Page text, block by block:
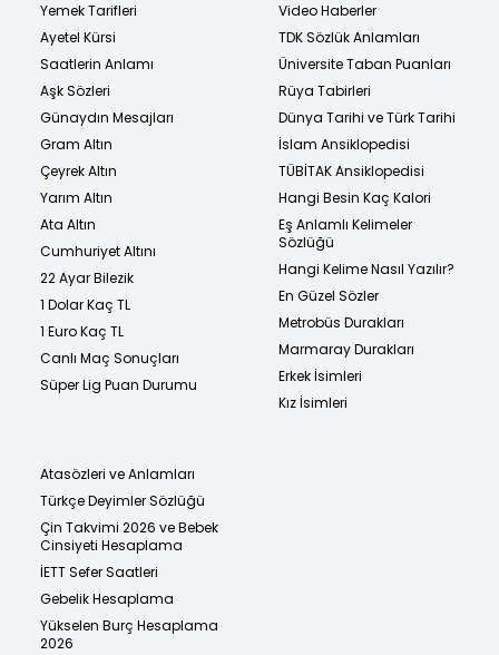
Yemek Tarifleri
Ayetel Kürsi
Saatlerin Anlamı
Aşk Sözleri
Günaydın Mesajları
Gram Altın
Çeyrek Altın
Yarım Altın
Ata Altın
Cumhuriyet Altını
22 Ayar Bilezik
1 Dolar Kaç TL
1 Euro Kaç TL
Canlı Maç Sonuçları
Süper Lig Puan Durumu
Video Haberler
TDK Sözlük Anlamları
Üniversite Taban Puanları
Rüya Tabirleri
Dünya Tarihi ve Türk Tarihi
İslam Ansiklopedisi
TÜBİTAK Ansiklopedisi
Hangi Besin Kaç Kalori
Eş Anlamlı Kelimeler
Sözlüğü
Hangi Kelime Nasıl Yazılır?
En Güzel Sözler
Metrobüs Durakları
Marmaray Durakları
Erkek İsimleri
Kız İsimleri
Atasözleri ve Anlamları
Türkçe Deyimler Sözlüğü
Çin Takvimi 2026 ve Bebek
Cinsiyeti Hesaplama
İETT Sefer Saatleri
Gebelik Hesaplama
Yükselen Burç Hesaplama
2026